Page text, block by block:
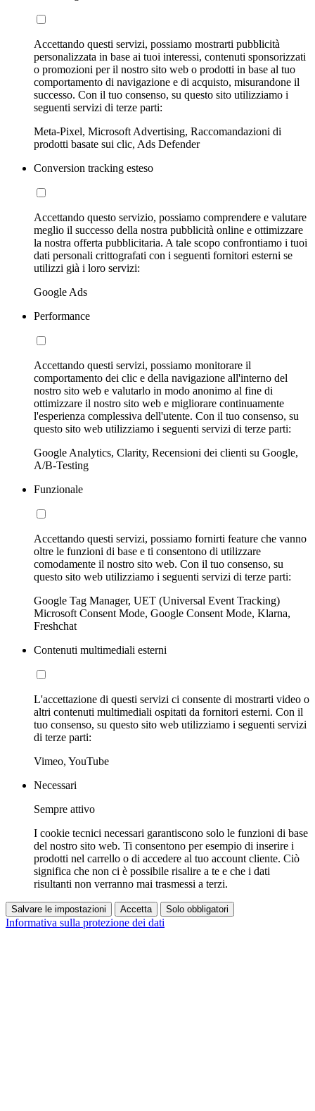
Accettando questi servizi, possiamo mostrarti pubblicità
personalizzata in base ai tuoi interessi, contenuti sponsorizzati
o promozioni per il nostro sito web o prodotti in base al tuo
comportamento di navigazione e di acquisto, misurandone il
successo. Con il tuo consenso, su questo sito utilizziamo i
seguenti servizi di terze parti:
Meta-Pixel, Microsoft Advertising, Raccomandazioni di
prodotti basate sui clic, Ads Defender
Conversion tracking esteso
Accettando questo servizio, possiamo comprendere e valutare
meglio il successo della nostra pubblicità online e ottimizzare
la nostra offerta pubblicitaria. A tale scopo confrontiamo i tuoi
dati personali crittografati con i seguenti fornitori esterni se
utilizzi già i loro servizi:
Google Ads
Performance
Accettando questi servizi, possiamo monitorare il
comportamento dei clic e della navigazione all'interno del
nostro sito web e valutarlo in modo anonimo al fine di
ottimizzare il nostro sito web e migliorare continuamente
l'esperienza complessiva dell'utente. Con il tuo consenso, su
questo sito web utilizziamo i seguenti servizi di terze parti:
Google Analytics, Clarity, Recensioni dei clienti su Google,
A/B-Testing
Funzionale
Accettando questi servizi, possiamo fornirti feature che vanno
oltre le funzioni di base e ti consentono di utilizzare
comodamente il nostro sito web. Con il tuo consenso, su
questo sito web utilizziamo i seguenti servizi di terze parti:
Google Tag Manager, UET (Universal Event Tracking)
Microsoft Consent Mode, Google Consent Mode, Klarna,
Freshchat
Contenuti multimediali esterni
L'accettazione di questi servizi ci consente di mostrarti video o
altri contenuti multimediali ospitati da fornitori esterni. Con il
tuo consenso, su questo sito web utilizziamo i seguenti servizi
di terze parti:
Vimeo, YouTube
Necessari
Sempre attivo
I cookie tecnici necessari garantiscono solo le funzioni di base
del nostro sito web. Ti consentono per esempio di inserire i
prodotti nel carrello o di accedere al tuo account cliente. Ciò
significa che non ci è possibile risalire a te e che i dati
risultanti non verranno mai trasmessi a terzi.
Salvare le impostazioni Accetta Solo obbligatori
Informativa sulla protezione dei dati